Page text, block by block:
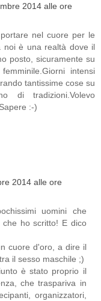
2014 alle ore
nel cuore per le
noi è una realtà dove il
posto, sicuramente su
intensi
tantissime cose su
di tradizioni.Volevo
:-)
2014 alle ore
uomini che
ho scritto! E dico
cuore d'oro, a dire il
il sesso maschile ;)
è stato proprio il
che traspariva in
organizzatori,